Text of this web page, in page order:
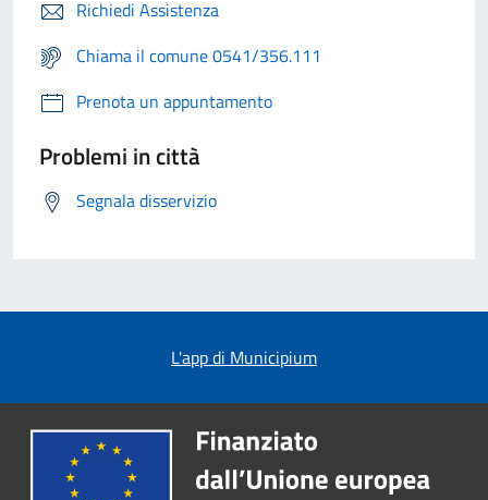
Richiedi Assistenza
Chiama il comune 0541/356.111
Prenota un appuntamento
Problemi in città
Segnala disservizio
L'app di Municipium